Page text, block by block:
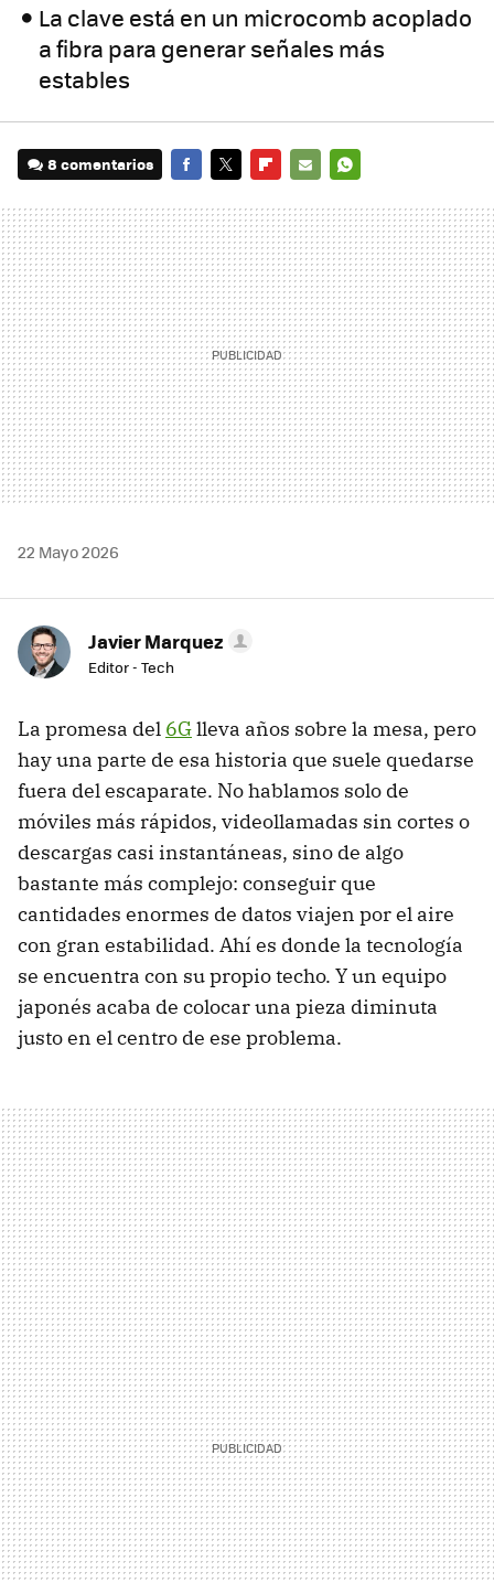
La clave está en un microcomb acoplado
a fibra para generar señales más
estables
8 comentarios
MAIL
22 Mayo 2026
Javier Marquez
Editor - Tech
La promesa del 6Glleva años sobre la mesa, pero
hay una parte de esa historia que suele quedarse
fuera del escaparate. No hablamos solo de
móviles más rápidos, videollamadas sin cortes o
descargas casi instantáneas, sino de algo
bastante más complejo: conseguir que
cantidades enormes de datos viajen por el aire
con gran estabilidad. Ahí es donde la tecnología
se encuentra con su propio techo. Y un equipo
japonés acaba de colocar una pieza diminuta
justo en el centro de ese problema.